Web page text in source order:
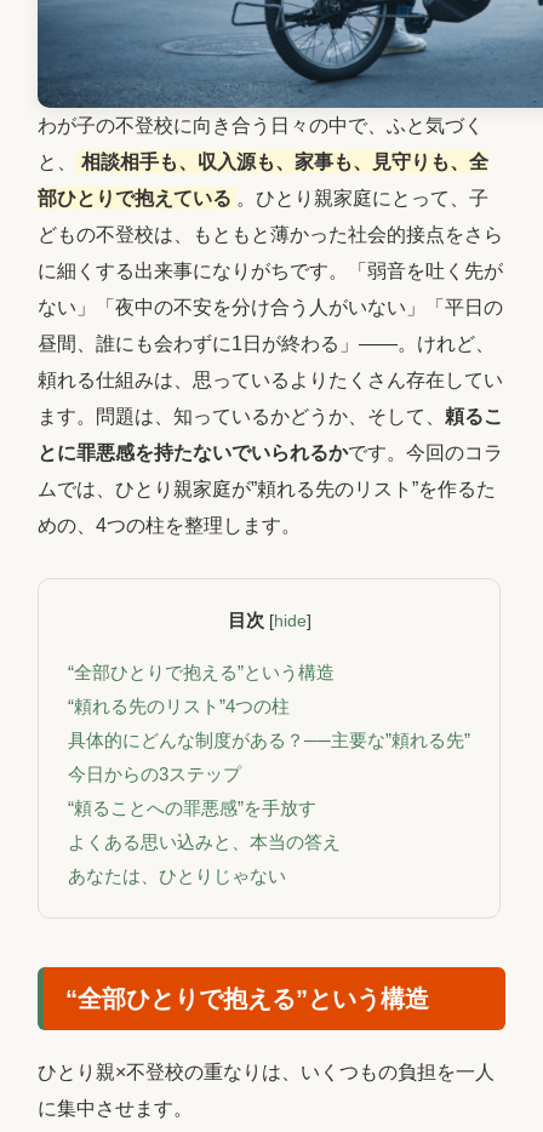
わが子の不登校に向き合う日々の中で、ふと気づく
と、
相談相手も、収入源も、家事も、見守りも、全
部ひとりで抱えている 。ひとり親家庭にとって、子
どもの不登校は、もともと薄かった社会的接点をさら
に細くする出来事になりがちです。「弱音を吐く先が
ない」「夜中の不安を分け合う人がいない」「平日の
昼間、誰にも会わずに1日が終わる」――。けれど、
頼れる仕組みは、思っているよりたくさん存在してい
ます。問題は、知っているかどうか、そして、 頼るこ
とに罪悪感を持たないでいられるかです。今回のコラ
ムでは、ひとり親家庭が”頼れる先のリスト”を作るた
めの、4つの柱を整理します。
目次 [hide]
“全部ひとりで抱える”という構造
“頼れる先のリスト”4つの柱
具体的にどんな制度がある？──主要な”頼れる先”
今日からの3ステップ
“頼ることへの罪悪感”を手放す
よくある思い込みと、本当の答え
あなたは、ひとりじゃない
“全部ひとりで抱える”という構造
ひとり親×不登校の重なりは、いくつもの負担を一人
に集中させます。